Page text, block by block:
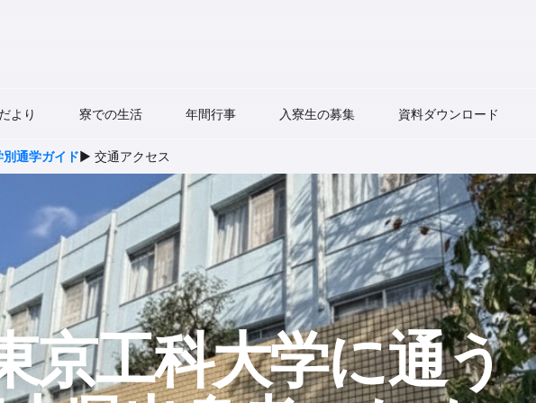
より 寮での生活 年間行事 入寮生の募集 資料ダウンロード
通学ガイド▶ 交通アクセス
京工科大学に​通う​